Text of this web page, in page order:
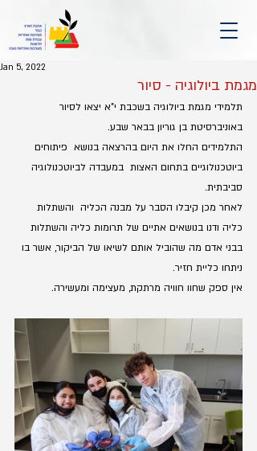
מגמת ביולוגיה - סיור
Jan 5, 2022
תלמידי מגמת ביולוגיה בשכבת י"א יצאו לסיור
באוניברסיטת בן גוריון בבאר שבע.
התלמידים החלו את היום בהרצאה בנושא  פיתוחים
ביוטכנולוגיים בתחום האצות  במעבדה לביוטכנולוגיה
סביבתית.
לאחר מכן קיבלו הסבר על מבנה הכליה  והשתלות
כליה ודנו בנושאים אתיים של תרומות כליה והשתלות
בבני אדם מה שהוביל אותם לשיאו של הביקור, אשר בו
ניתחו כליית חזיר.
אין ספק שחוו חוויה מרתקת, מעצימה ומעשירה.